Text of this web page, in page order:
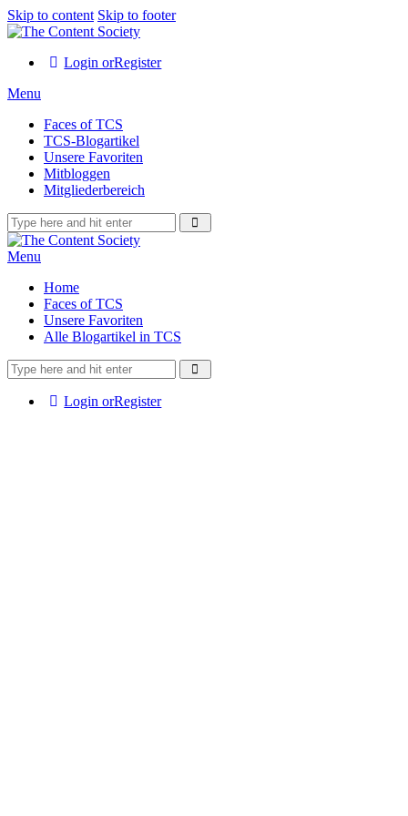
Skip to content Skip to footer
Login orRegister
Menu
Faces of TCS
TCS-Blogartikel
Unsere Favoriten
Mitbloggen
Mitgliederbereich
Menu
Home
Faces of TCS
Unsere Favoriten
Alle Blogartikel in TCS
Login orRegister